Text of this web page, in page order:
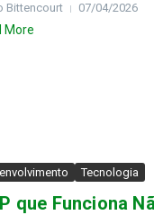
Bittencourt 07/04/2026
More
Tecnologia
que Funciona